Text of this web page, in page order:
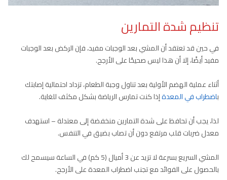
تنظيم شدة التمارين
في حين قد تعتقد أن المشي بعد الوجبات مفيد، فإن الركض بعد الوجبات
مفيد أيضًا، إلا أن هذا ليس صحيحًا على الأرجح.
أثناء عملية الهضم الأولية بعد تناول وجبة الطعام، تزداد احتمالية إصابتك
باضطراب في المعدةإذا كنت تمارس الرياضة بشكل مكثف للغاية.
لذا، يجب أن تحافظ على شدة التمارين منخفضة إلى معتدلة – استهدف
معدل ضربات قلب مرتفع دون أن تصاب بضيق في التنفس.
المشي السريع بسرعة لا تزيد عن 3 أميال (5 كم) في الساعة سيسمح لك
بالحصول على الفوائد مع تجنب اضطراب المعدة على الأرجح.